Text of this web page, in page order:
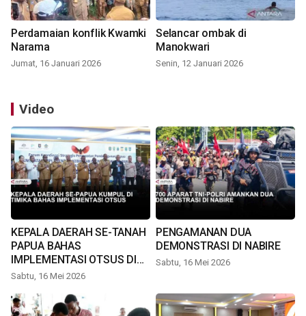
Perdamaian konflik Kwamki
Narama
Jumat, 16 Januari 2026
Selancar ombak di
Manokwari
Senin, 12 Januari 2026
Video
KEPALA DAERAH SE-TANAH
PAPUA BAHAS
IMPLEMENTASI OTSUS DI
TIMIKA
Sabtu, 16 Mei 2026
PENGAMANAN DUA
DEMONSTRASI DI NABIRE
Sabtu, 16 Mei 2026